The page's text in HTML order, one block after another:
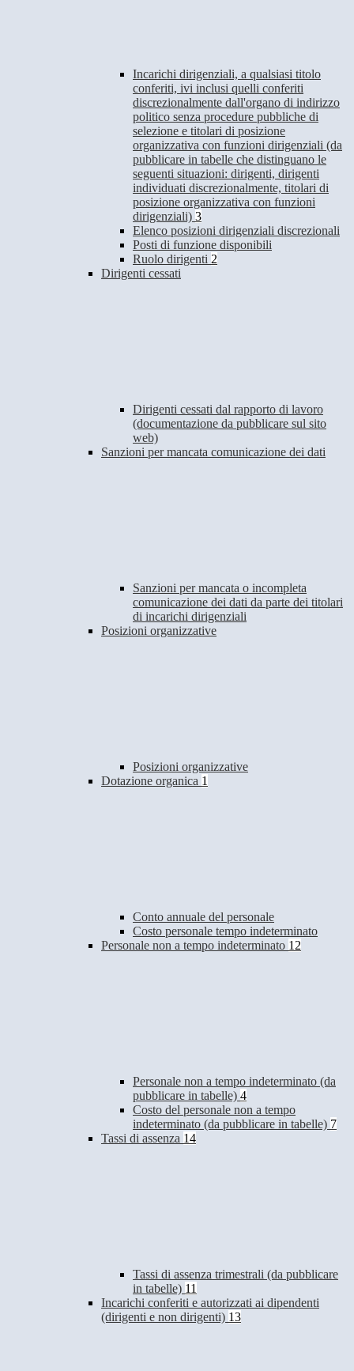
Incarichi dirigenziali, a qualsiasi titolo
conferiti, ivi inclusi quelli conferiti
discrezionalmente dall'organo di indirizzo
politico senza procedure pubbliche di
selezione e titolari di posizione
organizzativa con funzioni dirigenziali (da
pubblicare in tabelle che distinguano le
seguenti situazioni: dirigenti, dirigenti
individuati discrezionalmente, titolari di
posizione organizzativa con funzioni
dirigenziali) 3
Elenco posizioni dirigenziali discrezionali
Posti di funzione disponibili
Ruolo dirigenti 2
Dirigenti cessati
Dirigenti cessati dal rapporto di lavoro
(documentazione da pubblicare sul sito
web)
Sanzioni per mancata comunicazione dei dati
Sanzioni per mancata o incompleta
comunicazione dei dati da parte dei titolari
di incarichi dirigenziali
Posizioni organizzative
Posizioni organizzative
Dotazione organica 1
Conto annuale del personale
Costo personale tempo indeterminato
Personale non a tempo indeterminato 12
Personale non a tempo indeterminato (da
pubblicare in tabelle) 4
Costo del personale non a tempo
indeterminato (da pubblicare in tabelle) 7
Tassi di assenza 14
Tassi di assenza trimestrali (da pubblicare
in tabelle) 11
Incarichi conferiti e autorizzati ai dipendenti
(dirigenti e non dirigenti) 13